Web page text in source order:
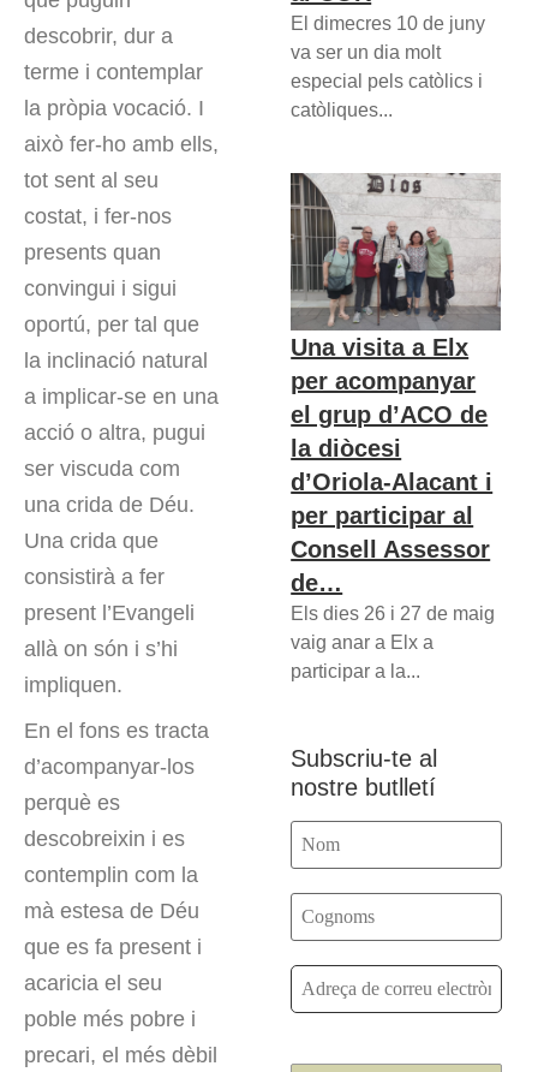
descobrir, dur a
terme i contemplar
la pròpia vocació. I
això fer-ho amb ells,
tot sent al seu
costat, i fer-nos
presents quan
convingui i sigui
oportú, per tal que
la inclinació natural
a implicar-se en una
acció o altra, pugui
ser viscuda com
una crida de Déu.
Una crida que
consistirà a fer
present l’Evangeli
allà on són i s’hi
impliquen.
En el fons es tracta
d’acompanyar-los
perquè es
descobreixin i es
contemplin com la
mà estesa de Déu
que es fa present i
acaricia el seu
poble més pobre i
precari, el més dèbil
El dimecres 10 de juny
va ser un dia molt
especial pels catòlics i
catòliques...
Una visita a Elx
per acompanyar
el grup d’ACO de
la diòcesi
d’Oriola-Alacant i
per participar al
Consell Assessor
de…
Els dies 26 i 27 de maig
vaig anar a Elx a
participar a la...
Subscriu-te al
nostre butlletí